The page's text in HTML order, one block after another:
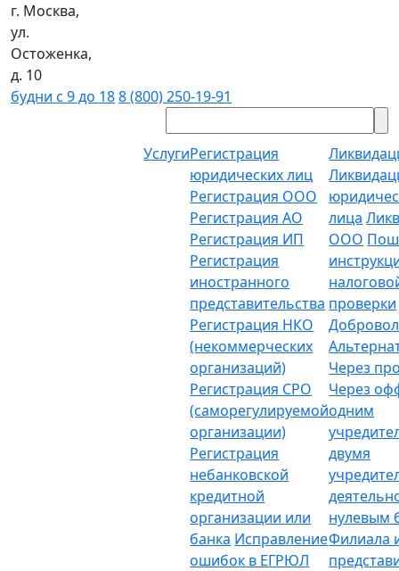
г. Москва,
ул.
Остоженка,
д. 10
будни с 9 до 188 (800) 250-19-91
УслугиРегистрация
юридических лиц
Регистрация ООО
Регистрация АО
Регистрация ИП
Регистрация
иностранного
представительства
Регистрация НКО
(некоммерческих
организаций)
Регистрация СРО
(саморегулируемой
организации)
Регистрация
небанковской
кредитной
организации или
банка Исправление
ошибок в ЕГРЮЛ
лица
ООО
проверки
Через
Через
одним
двумя
нулевым
Филиала